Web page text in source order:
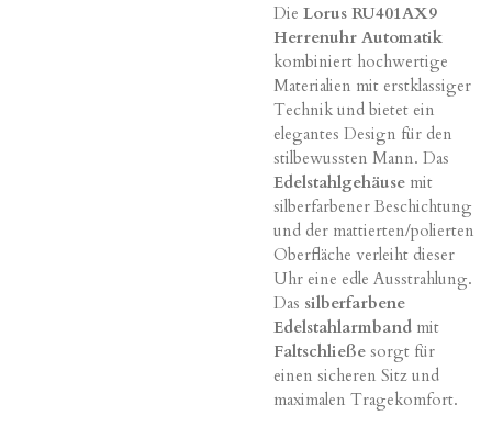
Die Lorus RU401AX9
Herrenuhr Automatik
kombiniert hochwertige
Materialien mit erstklassiger
Technik und bietet ein
elegantes Design für den
stilbewussten Mann. Das
Edelstahlgehäuse mit
silberfarbener Beschichtung
und der mattierten/polierten
Oberfläche verleiht dieser
Uhr eine edle Ausstrahlung.
Das silberfarbene
Edelstahlarmband mit
Faltschließe sorgt für
einen sicheren Sitz und
maximalen Tragekomfort.